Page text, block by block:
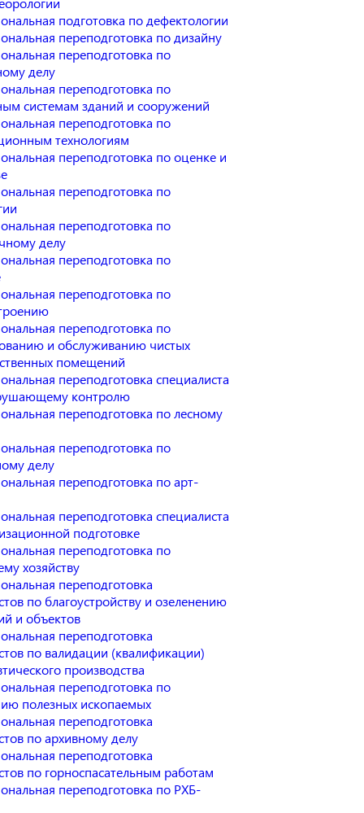
подготовка по дефектологии
переподготовка по дизайну
переподготовка по
делу
переподготовка по
системам зданий и сооружений
переподготовка по
технологиям
переподготовка по оценке и
переподготовка по
переподготовка по
делу
переподготовка по
переподготовка по
переподготовка по
и обслуживанию чистых
помещений
переподготовка специалиста
контролю
переподготовка по лесному
переподготовка по
делу
переподготовка по арт-
переподготовка специалиста
подготовке
переподготовка по
хозяйству
переподготовка
по благоустройству и озеленению
и объектов
переподготовка
по валидации (квалификации)
производства
переподготовка по
полезных ископаемых
переподготовка
по архивному делу
переподготовка
по горноспасательным работам
переподготовка по РХБ-